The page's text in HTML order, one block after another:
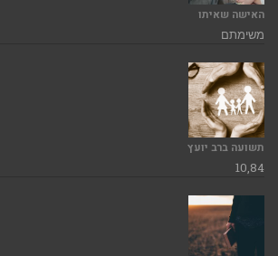
האישה שאיתו
משימתם
תשועה ברב יועץ
10,84